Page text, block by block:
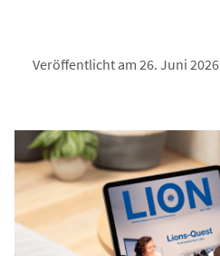
Veröffentlicht am 26. Juni 2026